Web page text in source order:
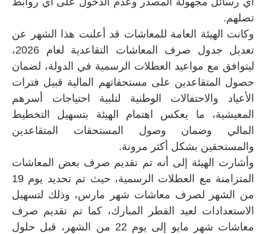
تصلهم.
وكانت الهيئة العامة للمعاشات قد أعلنت هذا الشهر عن
تعديل جدول صرف المعاشات التقاعدية لعام 2026،
ليتوافق مع مواعيد العطلات الرسمية في الدولة، لضمان
حصول المتقاعدين على مستحقاتهم المالية قبيل فترات
الأعياد والاحتفالات الوطنية لتلبية احتياجات أسرهم
المعيشية، ما يعكس اهتمام الهيئة بتسهيل التخطيط
المالي وضمان وصول المستحقات المتقاعدين
والمستحقين بشكل أكثر مرونة.
وأشارت الهيئة إلى أنه تم تقديم صرف بعض المعاشات
المتزامنة مع العطلات الرسمية، حيث تم تحديد يوم 19
من الشهر لصرف معاشات شهر مارس، وذلك لتسهيل
الاستعدادات لعيد الفطر المبارك، كما تم تقديم صرف
معاشات شهر مايو إلى يوم 22 من الشهر، قبل حلول